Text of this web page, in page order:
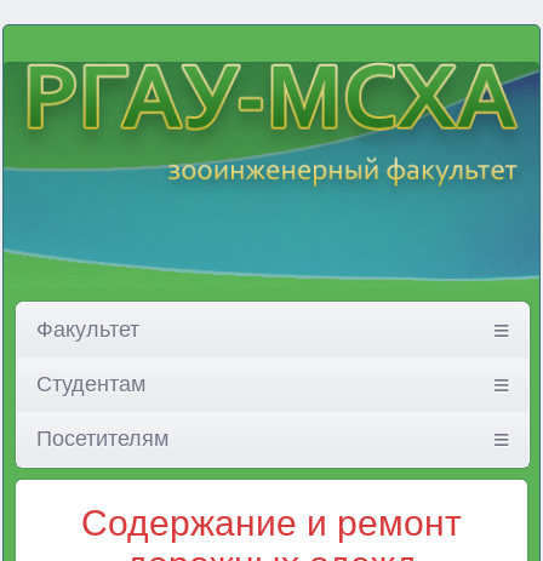
Факультет
Студентам
Посетителям
Содержание и ремонт